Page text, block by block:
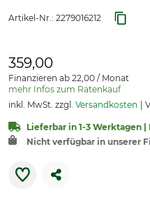
Artikel-Nr.: 2279016212
359,00
Finanzieren ab 22,00 / Monat
mehr Infos zum Ratenkauf
inkl. MwSt. zzgl. Versandkosten
Lieferbar in 1-3 Werktagen |
Nicht verfügbar in unserer